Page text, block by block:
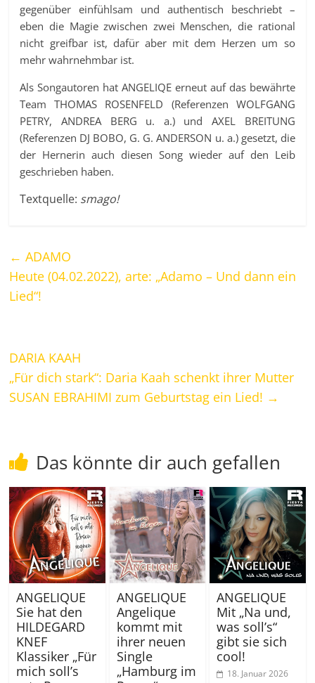
gegenüber einfühlsam und authentisch beschriebt –
eben die Magie zwischen zwei Menschen, die rational
nicht greifbar ist, dafür aber mit dem Herzen um so
mehr wahrnehmbar ist.
Als Songautoren hat ANGELIQE erneut auf das bewährte
Team THOMAS ROSENFELD (Referenzen WOLFGANG
PETRY, ANDREA BERG u. a.) und AXEL BREITUNG
(Referenzen DJ BOBO, G. G. ANDERSON u. a.) gesetzt, die
der Hernerin auch diesen Song wieder auf den Leib
geschrieben haben.
Textquelle: smago!
← ADAMO
Heute (04.02.2022), arte: „Adamo – Und dann ein
Lied“!
DARIA KAAH
„Für dich stark“: Daria Kaah schenkt ihrer Mutter
SUSAN EBRAHIMI zum Geburtstag ein Lied! →
Das könnte dir auch gefallen
ANGELIQUE
Sie hat den
HILDEGARD
KNEF
Klassiker „Für
mich soll’s
ANGELIQUE
Angelique
kommt mit
ihrer neuen
Single
„Hamburg im
ANGELIQUE
Mit „Na und,
was soll’s“
gibt sie sich
cool!
18. Januar 2026